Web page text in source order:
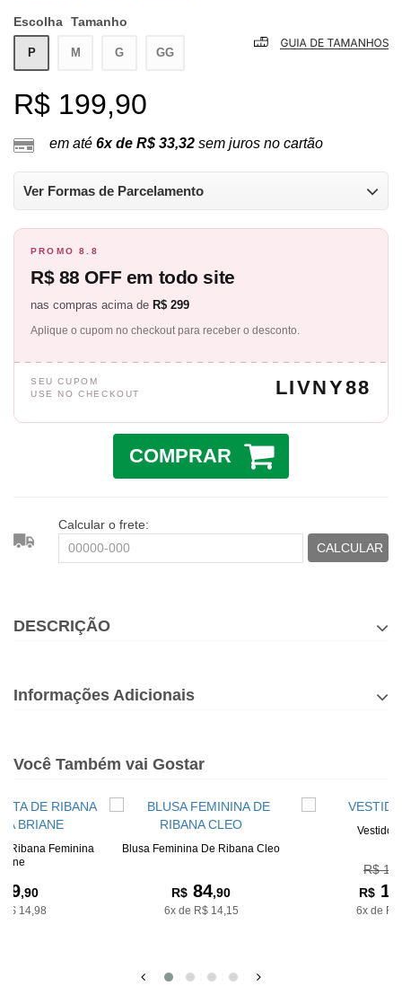
Escolha Tamanho
P M G GG
R$ 199,90
em até 6x de R$ 33,32 sem juros no cartão
Ver Formas de Parcelamento
PROMO 8.8
R$ 88 OFF em todo site
nas compras acima de R$ 299
Aplique o cupom no checkout para receber o desconto.
SEU CUPOM
USE NO CHECKOUT
LIVNY88
COMPRAR
Calcular o frete:
CALCULAR
DESCRIÇÃO
Informações Adicionais
Você Também vai Gostar
Ribana Feminina
,90
14,98
Blusa Feminina De Ribana Cleo
R$ 84,90
6x de R$ 14,15
Vestido
R$
R$
6x de